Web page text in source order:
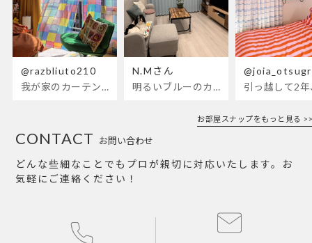
@razbliuto210
我が家のカーテンが新しくなりました🌼早起きが超絶苦手な私が、思わず朝カーテンを開けて光合成するようになったステンドグラスカーテン…！
N.Mさん
明るいブルーのカーテンで、部屋全体が明るく。白を基調とした部屋にぴったりです。
お部屋スナップをもっと見る >>
お問い合わせ
CONTACT
どんな些細なことでもプロが親切に対応いたします。お
気軽にご連絡ください！